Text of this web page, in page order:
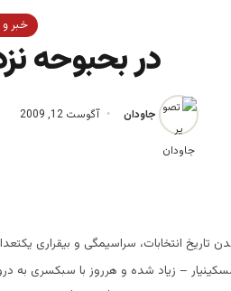
خبر و
در بحبوحه
جاودان آگوست 12, 2009
تاریخ انتخابات، سراسیمگی و بیقراری
– زیاد شده و هرروز با سبکسری به